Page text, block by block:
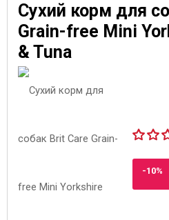
Сухий корм для
Grain-free Mini
& Tuna
-10%